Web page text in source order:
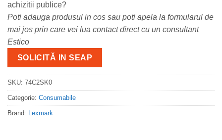
achizitii publice?
Poti adauga produsul in cos sau poti apela la formularul de
mai jos prin care vei lua contact direct cu un consultant
Estico
SOLICITĂ IN SEAP
SKU: 74C2SK0
Categorie: Consumabile
Brand: Lexmark